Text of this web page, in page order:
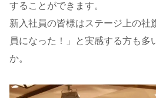
することができます。
新入社員の皆様はステージ上の社
員になった！」と実感する方も多
か。